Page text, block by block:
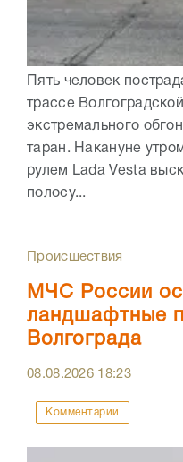
Пять человек
трассе
экстремального
таран. Накануне
рулем Lada Vesta
полосу...
Происшествия
МЧС России
ландшафтные
Волгограда
08.08.2026 18:23
Комментарии